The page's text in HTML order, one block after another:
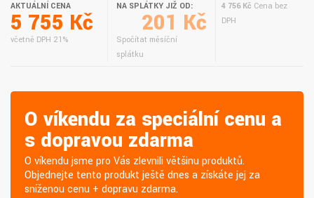
AKTUÁLNÍ CENA
5 755 Kč
včetně DPH 21%
NA SPLÁTKY JIŽ OD:
201 Kč
Spočítat měsíční
splátku
4 756 Kč Cena bez
DPH
O víkendu za speciální cenu a
s dopravou zdarma
O víkendu jsme pro Vás zlevnili většinu produktů.
Objednejte tento produkt ještě dnes a získáte jej za
sníženou cenu + dopravu zdarma.